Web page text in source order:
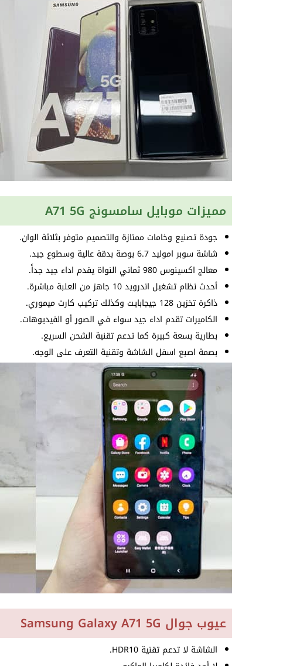
مميزات موبايل سامسونج A71 5G
جودة تصنيع وخامات ممتازة والتصميم متوفر بثلاثة الوان.
شاشة سوبر اموليد 6.7 بوصة بدقة عالية وسطوع جيد.
معالج اكسينوس 980 ثماني النواة يقدم اداء جيد جداً.
أحدث نظام تشغيل اندرويد 10 جاهز من العلبة مباشرة.
ذاكرة تخزين 128 جيجابايت وكذلك تركيب كارت ميموري.
الكاميرات تقدم اداء جيد سواء في الصور أو الفيديوهات.
بطارية بسعة كبيرة كما تدعم تقنية الشحن السريع.
بصمة اصبع اسفل الشاشة وتقنية التعرف على الوجه.
عيوب جوال Samsung Galaxy A71 5G
الشاشة لا تدعم تقنية HDR10.